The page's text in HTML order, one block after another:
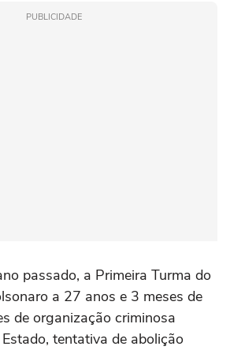
PUBLICIDADE
passado, a Primeira Turma do
a 27 anos e 3 meses de
de organização criminosa
tentativa de abolição